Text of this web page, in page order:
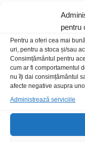
pentru
Pentru a oferi cea mai
uri, pentru a stoca și/sau
Consimțământul pentru
cum ar fi comportamentul
nu îți dai consimțământul
afecte negative asupra
Administrează serviciile